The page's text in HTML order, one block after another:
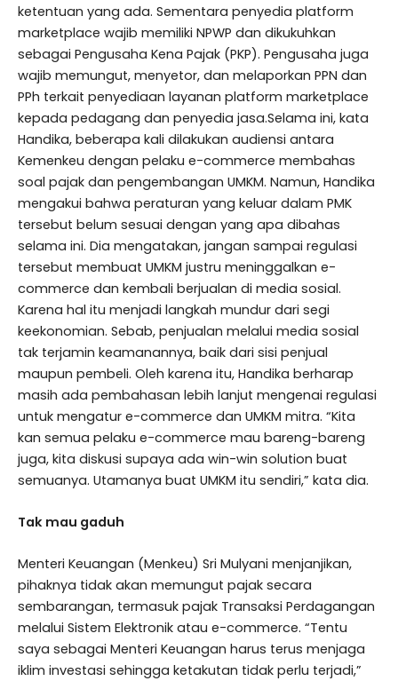
ketentuan yang ada. Sementara penyedia platform
marketplace wajib memiliki NPWP dan dikukuhkan
sebagai Pengusaha Kena Pajak (PKP). Pengusaha juga
wajib memungut, menyetor, dan melaporkan PPN dan
PPh terkait penyediaan layanan platform marketplace
kepada pedagang dan penyedia jasa.Selama ini, kata
Handika, beberapa kali dilakukan audiensi antara
Kemenkeu dengan pelaku e-commerce membahas
soal pajak dan pengembangan UMKM. Namun, Handika
mengakui bahwa peraturan yang keluar dalam PMK
tersebut belum sesuai dengan yang apa dibahas
selama ini. Dia mengatakan, jangan sampai regulasi
tersebut membuat UMKM justru meninggalkan e-
commerce dan kembali berjualan di media sosial.
Karena hal itu menjadi langkah mundur dari segi
keekonomian. Sebab, penjualan melalui media sosial
tak terjamin keamanannya, baik dari sisi penjual
maupun pembeli. Oleh karena itu, Handika berharap
masih ada pembahasan lebih lanjut mengenai regulasi
untuk mengatur e-commerce dan UMKM mitra. “Kita
kan semua pelaku e-commerce mau bareng-bareng
juga, kita diskusi supaya ada win-win solution buat
semuanya. Utamanya buat UMKM itu sendiri,” kata dia.
Tak mau gaduh
Menteri Keuangan (Menkeu) Sri Mulyani menjanjikan,
pihaknya tidak akan memungut pajak secara
sembarangan, termasuk pajak Transaksi Perdagangan
melalui Sistem Elektronik atau e-commerce. “Tentu
saya sebagai Menteri Keuangan harus terus menjaga
iklim investasi sehingga ketakutan tidak perlu terjadi,”